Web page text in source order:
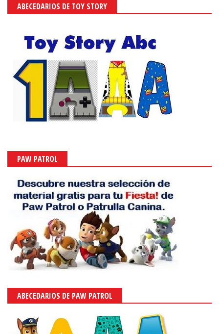
ABECEDARIOS DE TOY STORY
PAW PATROL
ABECEDARIOS DE PAW PATROL